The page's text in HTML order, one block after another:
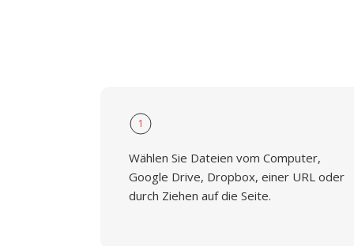
1
Wählen Sie Dateien vom Computer,
Google Drive, Dropbox, einer URL oder
durch Ziehen auf die Seite.